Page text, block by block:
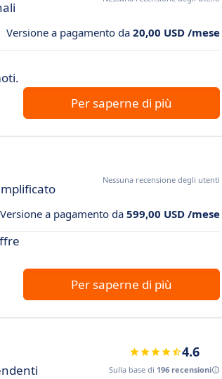
Versione a pagamento da 20,00 USD /mese
Per saperne di più
Nessuna recensione degli utenti
Versione a pagamento da 599,00 USD /mese
Per saperne di più
4.6
Sulla base di 196 recensioni